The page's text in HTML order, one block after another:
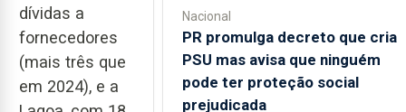
dívidas a
fornecedores
(mais três que
em 2024), e a
Nacional
PR promulga decreto que cria
PSU mas avisa que ninguém
pode ter proteção social
prejudicada